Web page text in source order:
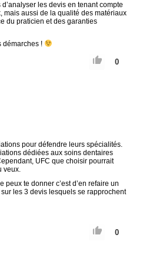
les devis en tenant compte
mais aussi de la qualité des matériaux
du praticien et des garanties
démarches !
0
pour défendre leurs spécialités.
dédiées aux soins dentaires
UFC que choisir pourrait
veux.
peux te donner c’est d’en refaire un
les 3 devis lesquels se rapprochent
0